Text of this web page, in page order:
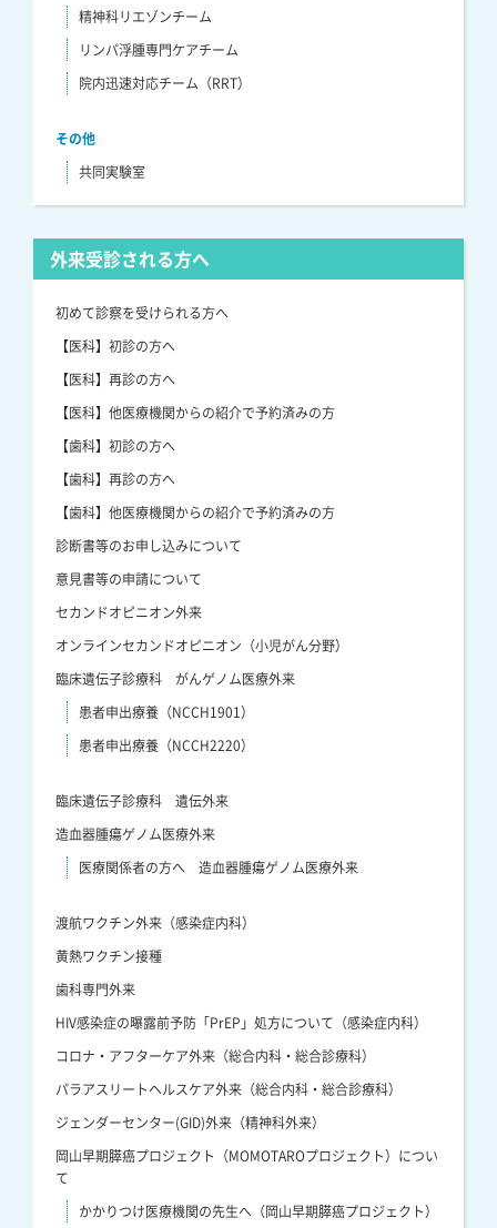
精神科リエゾンチーム
リンパ浮腫専門ケアチーム
院内迅速対応チーム（RRT）
その他
共同実験室
外来受診される方へ
初めて診察を受けられる方へ
【医科】初診の方へ
【医科】再診の方へ
【医科】他医療機関からの紹介で予約済みの方
【歯科】初診の方へ
【歯科】再診の方へ
【歯科】他医療機関からの紹介で予約済みの方
診断書等のお申し込みについて
意見書等の申請について
セカンドオピニオン外来
オンラインセカンドオピニオン（小児がん分野）
臨床遺伝子診療科 がんゲノム医療外来
患者申出療養（NCCH1901）
患者申出療養（NCCH2220）
臨床遺伝子診療科 遺伝外来
造血器腫瘍ゲノム医療外来
医療関係者の方へ 造血器腫瘍ゲノム医療外来
渡航ワクチン外来（感染症内科）
黄熱ワクチン接種
歯科専門外来
HIV感染症の曝露前予防「PrEP」処方について（感染症内科）
コロナ・アフターケア外来（総合内科・総合診療科）
パラアスリートヘルスケア外来（総合内科・総合診療科）
ジェンダーセンター(GID)外来（精神科外来）
岡山早期膵癌プロジェクト（MOMOTAROプロジェクト）につい
て
かかりつけ医療機関の先生へ（岡山早期膵癌プロジェクト）